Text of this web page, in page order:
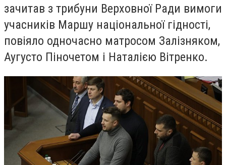
зачитав з трибуни Верховної Ради вимоги
учасників Маршу національної гідності,
повіяло одночасно матросом Залізняком,
Аугусто Піночетом і Наталією Вітренко.